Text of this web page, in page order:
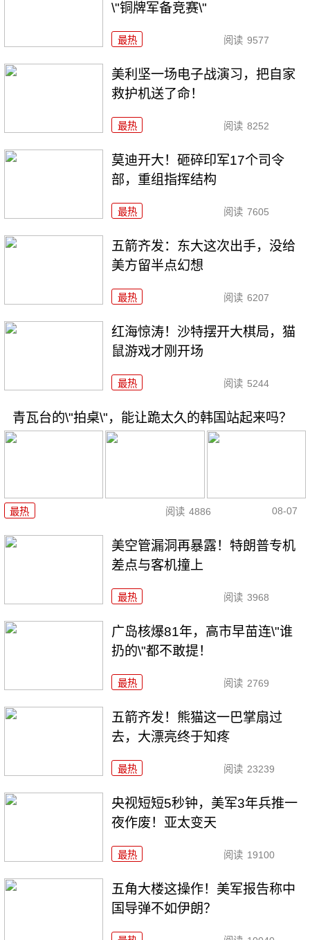
\"铜牌军备竞赛\"
最热 阅读 9577
美利坚一场电子战演习，把自家
救护机送了命！
最热 阅读 8252
莫迪开大！砸碎印军17个司令
部，重组指挥结构
最热 阅读 7605
五箭齐发：东大这次出手，没给
美方留半点幻想
最热 阅读 6207
红海惊涛！沙特摆开大棋局，猫
鼠游戏才刚开场
最热 阅读 5244
青瓦台的\"拍桌\"，能让跪太久的韩国站起来吗？
最热 阅读 4886 08-07
美空管漏洞再暴露！特朗普专机
差点与客机撞上
最热 阅读 3968
广岛核爆81年，高市早苗连\"谁
扔的\"都不敢提！
最热 阅读 2769
五箭齐发！熊猫这一巴掌扇过
去，大漂亮终于知疼
最热 阅读 23239
央视短短5秒钟，美军3年兵推一
夜作废！亚太变天
最热 阅读 19100
五角大楼这操作！美军报告称中
国导弹不如伊朗？